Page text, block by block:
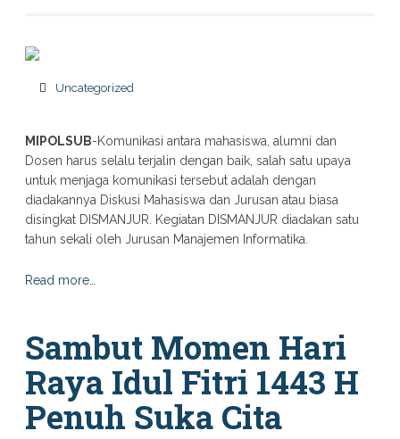
Uncategorized
MIPOLSUB-Komunikasi antara mahasiswa, alumni dan
Dosen harus selalu terjalin dengan baik, salah satu upaya
untuk menjaga komunikasi tersebut adalah dengan
diadakannya Diskusi Mahasiswa dan Jurusan atau biasa
disingkat DISMANJUR. Kegiatan DISMANJUR diadakan satu
tahun sekali oleh Jurusan Manajemen Informatika.
Read more…
Sambut Momen Hari
Raya Idul Fitri 1443 H
Penuh Suka Cita